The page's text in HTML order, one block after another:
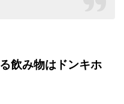
飲み物はドンキホ